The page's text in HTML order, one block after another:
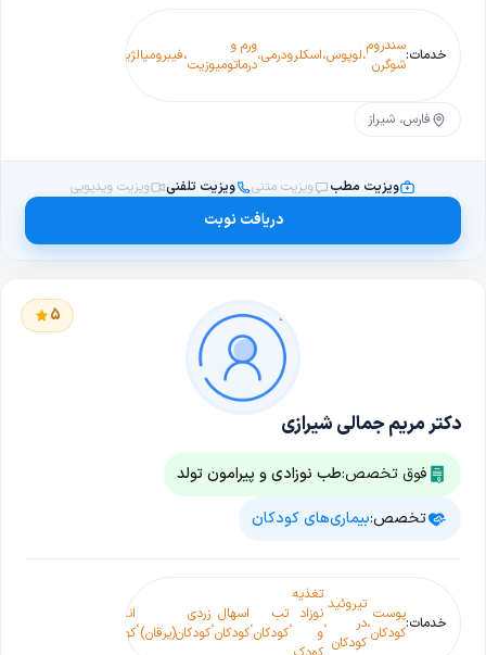
خدمات:سندروم
شوگرن ،لوپوس،اسکلرودرمی،ورم و
درماتومیوزیت،فیبرومیالژیا
فارس، شیراز
ویزیت مطب ویزیت متنی ویزیت تلفنی ویزیت ویدیویی
دریافت نوبت
5
دکتر مریم جمالی شیرازی
فوق تخصص:طب نوزادی و پیرامون تولد
تخصص:بیماری‌های کودکان
خدمات:پوست
کودکان،
تیروئید
در
کودکان
،
تغذیه
نوزاد
و
،تب
کودکان،اسهال
کودکان،زردی
کودکان(یرقان)،انفولانزای
کودکان